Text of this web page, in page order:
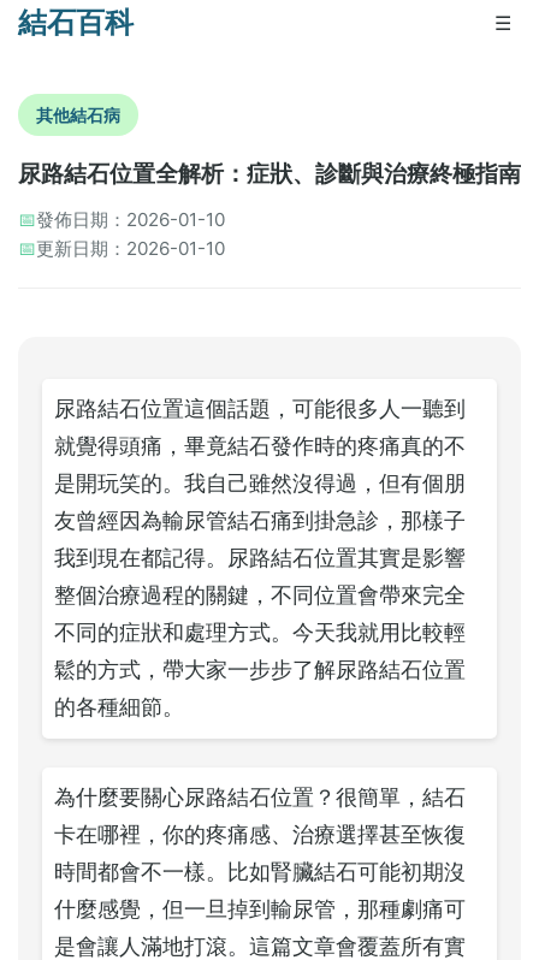
結石百科 ☰
其他結石病
尿路結石位置全解析：症狀、診斷與治療終極指南
📅發佈日期：2026-01-10
📅更新日期：2026-01-10
尿路結石位置這個話題，可能很多人一聽到
就覺得頭痛，畢竟結石發作時的疼痛真的不
是開玩笑的。我自己雖然沒得過，但有個朋
友曾經因為輸尿管結石痛到掛急診，那樣子
我到現在都記得。尿路結石位置其實是影響
整個治療過程的關鍵，不同位置會帶來完全
不同的症狀和處理方式。今天我就用比較輕
鬆的方式，帶大家一步步了解尿路結石位置
的各種細節。
為什麼要關心尿路結石位置？很簡單，結石
卡在哪裡，你的疼痛感、治療選擇甚至恢復
時間都會不一樣。比如腎臟結石可能初期沒
什麼感覺，但一旦掉到輸尿管，那種劇痛可
是會讓人滿地打滾。這篇文章會覆蓋所有實